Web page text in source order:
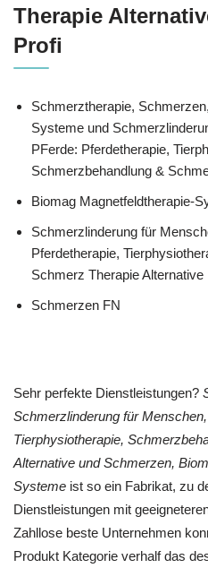
Therapie
Profi
Schmerztherapie,
Systeme und
PFerde: Pferdetherapie,
Schmerzbehandlung &
Biomag Magnetfeldtherapie-
Schmerzlinderung für
Pferdetherapie,
Schmerz Therapie Alternative
Schmerzen FN
Sehr perfekte Dienstleistungen?
Schmerzlinderung für
Tierphysiotherapie,
Alternative und Schmerzen,
Systeme ist so ein Fabrikat, zu
Dienstleistungen mit
Zahllose beste Unternehmen
Produkt Kategorie verhalf das